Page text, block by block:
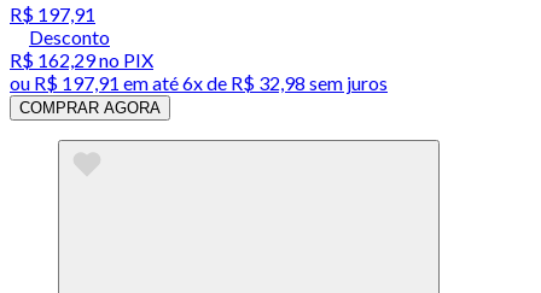
R$ 197,91
Desconto
R$ 162,29no PIX
ou R$ 197,91 em até6x de R$ 32,98 sem juros
COMPRAR AGORA